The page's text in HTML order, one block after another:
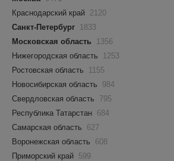
Краснодарский край 2120
Санкт-Петербург 1833
Московская область 1356
Нижегородская область
1253
Ростовская область
1155
Новосибирская область
984
Свердловская область
795
Республика Татарстан 684
Самарская область
627
Воронежская область
608
Приморский край 599